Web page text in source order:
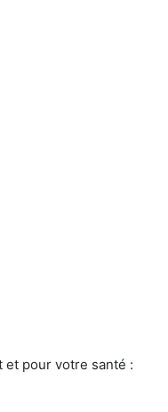
et pour votre santé :